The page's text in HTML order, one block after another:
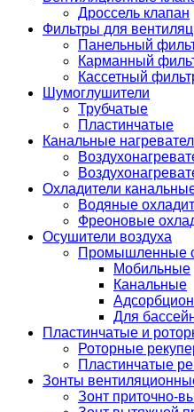
Дроссель клапан
Фильтры для
Панельный
Карманный
Кассетный
Шумоглушители
Трубчатые
Пластинчатые
Канальные
Охладители
Водяные
Фреоновые
Осушители воздуха
Промышленные
Мобильные
Канальные
Для
Пластинчатые и
Роторные
Пластинчатые
Зонты
Зонт приточно-